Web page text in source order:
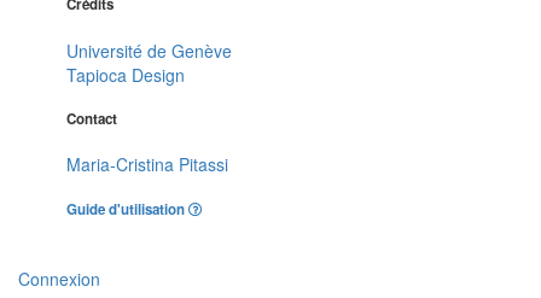
Crédits
Université de Genève
Tapioca Design
Contact
Maria-Cristina Pitassi
Guide d'utilisation
Connexion